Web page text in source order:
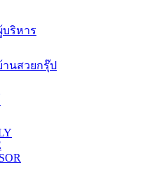
ริหาร
นสวยกรุ๊ป